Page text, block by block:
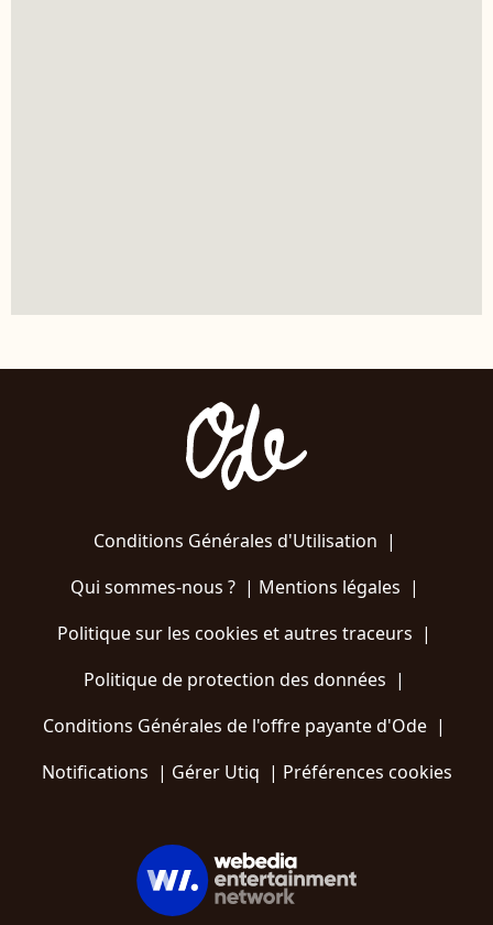
Conditions Générales d'Utilisation |
Qui sommes-nous ?| Mentions légales |
Politique sur les cookies et autres traceurs |
Politique de protection des données |
Conditions Générales de l'offre payante d'Ode |
Notifications | Gérer Utiq | Préférences cookies